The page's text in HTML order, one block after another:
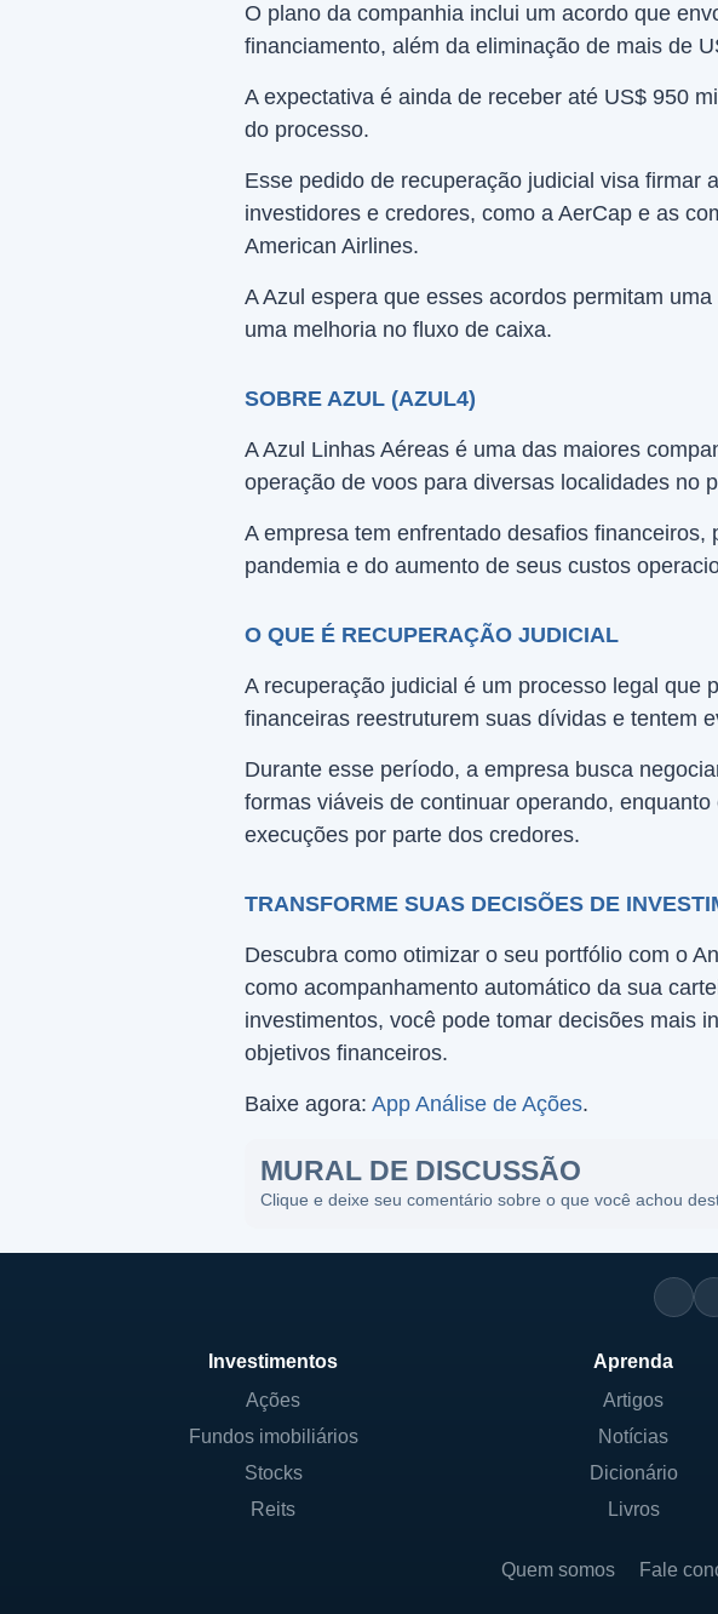
O plano da companhia inclui um acordo que
financiamento, além da eliminação de mais de
A expectativa é ainda de receber até US$ 950
do processo.
Esse pedido de recuperação judicial visa firmar
investidores e credores, como a AerCap e as
American Airlines.
A Azul espera que esses acordos permitam
uma melhoria no fluxo de caixa.
SOBRE AZUL (AZUL4)
A Azul Linhas Aéreas é uma das maiores
operação de voos para diversas localidades no
A empresa tem enfrentado desafios
pandemia e do aumento de seus custos
O QUE É RECUPERAÇÃO JUDICIAL
A recuperação judicial é um processo legal que
financeiras reestruturem suas dívidas e tentem
Durante esse período, a empresa busca
formas viáveis de continuar operando,
execuções por parte dos credores.
TRANSFORME SUAS DECISÕES DE
Descubra como otimizar o seu portfólio com o
como acompanhamento automático da sua
investimentos, você pode tomar decisões mais
objetivos financeiros.
Baixe agora: App Análise de Ações.
MURAL DE DISCUSSÃO
Clique e deixe seu comentário sobre o que você achou
Investimentos
Ações
Fundos imobiliários
Stocks
Reits
Aprenda
Artigos
Notícias
Dicionário
Livros
Quem somos Fale